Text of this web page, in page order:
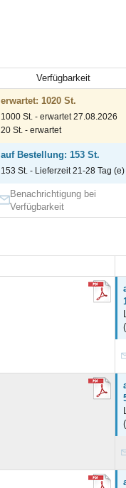
Verfügbarkeit
erwartet: 1020 St.
1000 St. - erwartet 27.08.2026
20 St. - erwartet
auf Bestellung: 153 St.
153 St. - Lieferzeit 21-28 Tag (e)
Benachrichtigung bei
Verfügbarkeit